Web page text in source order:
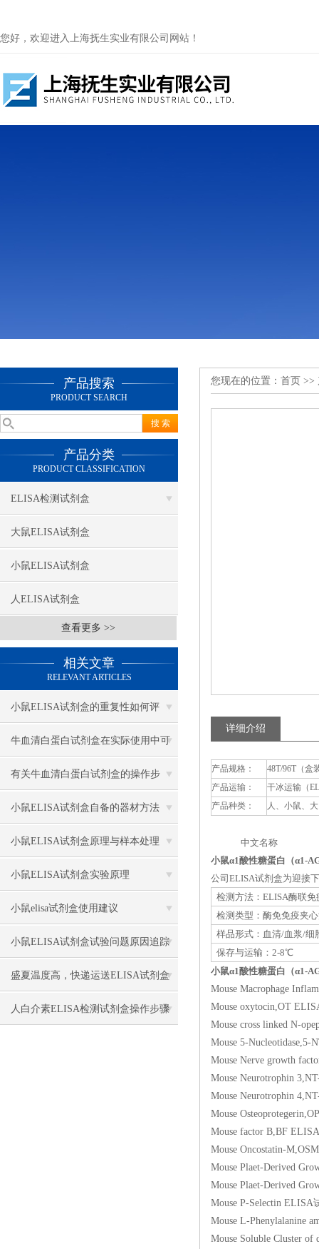
您好，欢迎进入上海抚生实业有限公司网站！
产品搜索
PRODUCT SEARCH
产品分类
PRODUCT CLASSIFICATION
ELISA检测试剂盒
大鼠ELISA试剂盒
小鼠ELISA试剂盒
人ELISA试剂盒
查看更多 >>
相关文章
RELEVANT ARTICLES
小鼠ELISA试剂盒的重复性如何评
估？
牛血清白蛋白试剂盒在实际使用中可
分为多种类型测定
有关牛血清白蛋白试剂盒的操作步
骤，以下有详细说明
小鼠ELISA试剂盒自备的器材方法
小鼠ELISA试剂盒原理与样本处理
小鼠ELISA试剂盒实验原理
小鼠elisa试剂盒使用建议
小鼠ELISA试剂盒试验问题原因追踪
盛夏温度高，快递运送ELISA试剂盒
要做哪些保温保冷措施防止失效？
人白介素ELISA检测试剂盒​操作步骤
您现在的位置： 首页 >>
详细介绍
产品规格：
48T/96T（盒
产品运输：
干冰运输（
产品种类：
人、小鼠、
中文名称 英
小鼠α1酸性糖蛋白（α1-
公司ELISA试剂盒为迎接
检测方法：ELISA酶联免
检测类型：酶免免疫夹
样品形式：血清/血浆/细
保存与运输：2-8℃
小鼠α1酸性糖蛋白（α1-
Mouse Macrophage
Mouse oxytocin,OT
Mouse cross linked N-
Mouse 5-
Mouse Nerve growth
Mouse Neurotrophin
Mouse Neurotrophin
Mouse
Mouse factor B,BF
Mouse Oncostatin-
Mouse Plaet-Derived
Mouse Plaet-Derived
Mouse P-Selectin
Mouse L-Phenylalanine
Mouse Soluble Cluster